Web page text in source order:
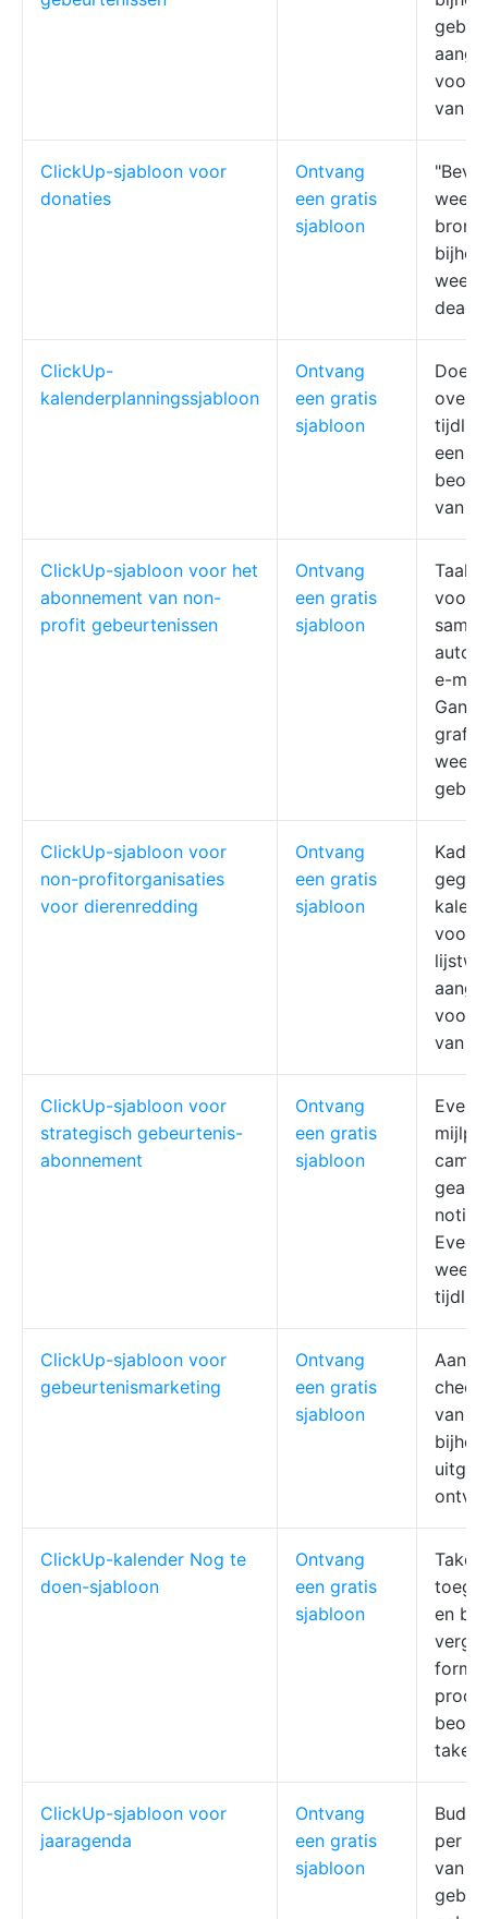
voor
van
ClickUp-sjabloon voor
donaties
Ontvang
een gratis
sjabloon
bron,
ClickUp-
kalenderplanningssjabloon
Ontvang
een gratis
sjabloon
een
van
ClickUp-sjabloon voor het
abonnement van non-
profit gebeurtenissen
Ontvang
een gratis
sjabloon
e-
Gantt-
ClickUp-sjabloon voor
non-profitorganisaties
voor dierenredding
Ontvang
een gratis
sjabloon
voor
voor
van
ClickUp-sjabloon voor
strategisch gebeurtenis-
abonnement
Ontvang
een gratis
sjabloon
ClickUp-sjabloon voor
gebeurtenismarketing
Ontvang
een gratis
sjabloon
van
ClickUp-kalender Nog te
doen-sjabloon
Ontvang
een gratis
sjabloon
en
taken
ClickUp-sjabloon voor
jaaragenda
Ontvang
een gratis
sjabloon
per
van